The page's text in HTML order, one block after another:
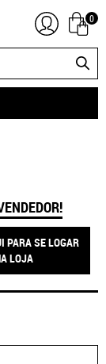
0
PARA SE LOGAR
LOJA